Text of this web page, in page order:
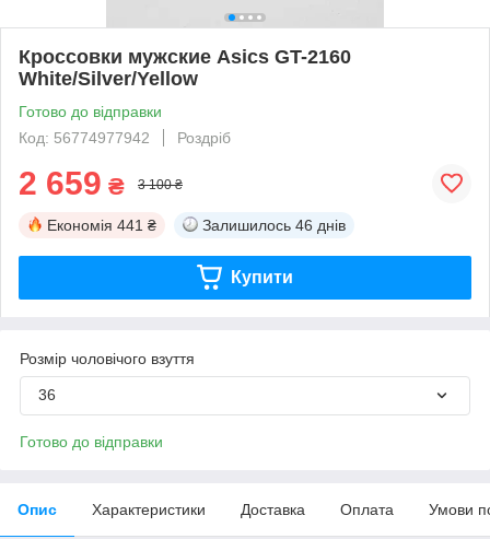
Кроссовки мужские Asics GT-2160
White/Silver/Yellow
Готово до відправки
Код: 56774977942
Роздріб
2 659 ₴ 3 100 ₴
Економія 441 ₴ Залишилось 46 днів
Купити
Розмір чоловічого взуття
36
Готово до відправки
Опис Характеристики Доставка Оплата Умови